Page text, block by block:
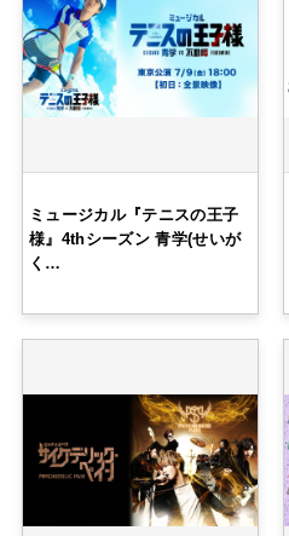
ミュージカル『テニスの王子
様』4thシーズン 青学(せいが
く…